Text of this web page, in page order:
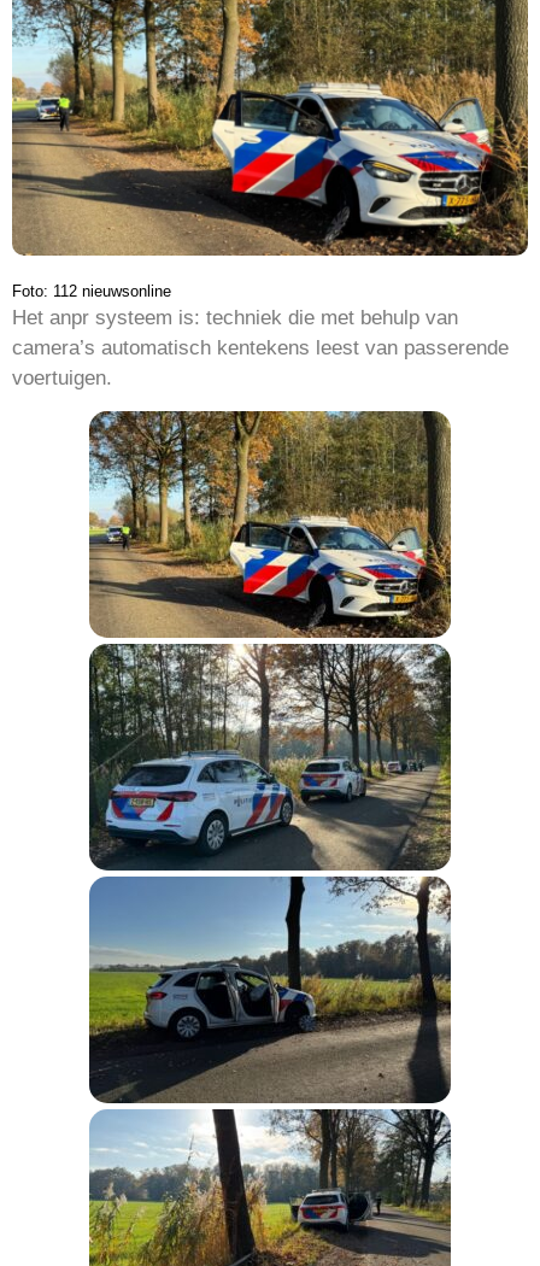
Foto: 112 nieuwsonline
Het anpr systeem is: techniek die met behulp van
camera’s automatisch kentekens leest van passerende
voertuigen.